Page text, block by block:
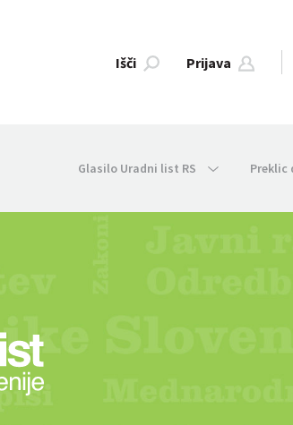
Išči Prijava
Glasilo Uradni list RS Preklic